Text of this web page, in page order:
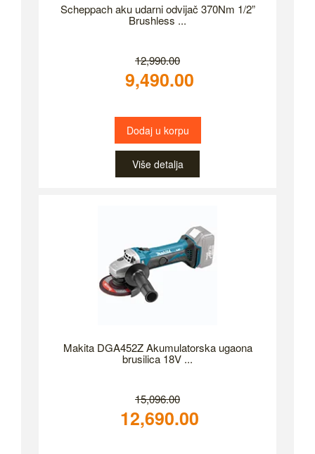
Scheppach aku udarni odvijač 370Nm 1/2”
Brushless ...
12,990.00
9,490.00
Dodaj u korpu
Više detalja
Makita DGA452Z Akumulatorska ugaona
brusilica 18V ...
15,096.00
12,690.00